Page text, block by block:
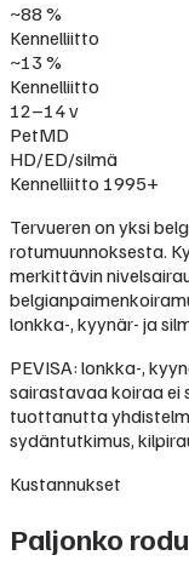
~88 %
Kennelliitto
~13 %
Kennelliitto
12–14 v
PetMD
HD/ED/silmä
Kennelliitto 1995+
Tervueren on yksi
rotumuunnoksesta.
merkittävin
lonkka-, kyynär- ja
PEVISA: lonkka-,
sairastavaa koiraa ei
tuottanutta
sydäntutkimus,
Kustannukset
Paljonko